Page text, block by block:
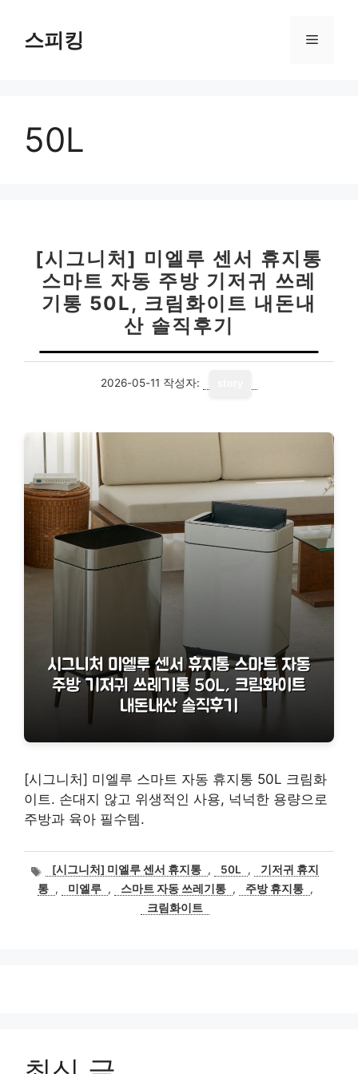
스피킹 메
50L
[시그니처] 미엘루 센서 휴지통
스마트 자동 주방 기저귀 쓰레
기통 50L, 크림화이트 내돈내
산 솔직후기
2026-05-11 작성자:
[시그니처] 미엘루 스마트 자동 휴지통 50L 크림화
이트. 손대지 않고 위생적인 사용, 넉넉한 용량으로
주방과 육아 필수템.
태
그
[시그니처] 미엘루 센서 휴지통 , 50L ,
기저귀 휴지
통 , 미엘루 , 스마트 자동 쓰레기통 , 주방 휴지통 ,
크림화이트